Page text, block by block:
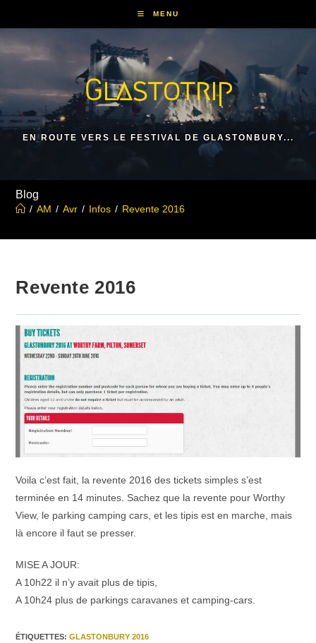
content
MENU
Glastotrip
EN ROUTE VERS LE FESTIVAL DE GLASTONBURY...
Blog
/ AM / Avr / Infos / Revente 2016
Revente 2016
Voila c’est fait, la revente 2016 des tickets simples s’est
terminée en 14 minutes. Sachez que la revente pour Worthy
View, le parking camping cars, et les tipis est en marche, mais
là encore il faut se presser.
MISE A JOUR:
A 10h22 il n’y avait plus de tipis,
A 10h24 plus de parkings caravanes et camping-cars.
ÉTIQUETTES:GLASTONBURY 2016